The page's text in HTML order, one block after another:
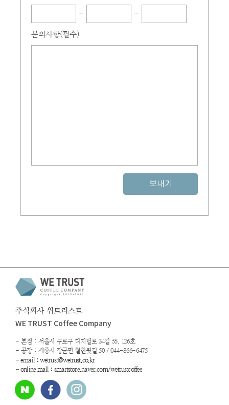
- -
문의사항(필수)
보내기
주식회사 위트러스트
WE TRUST Coffee Company
- 본점 : 서울시 구로구 디지털로 34길 55, 126호
- 공장 : 세종시 장군면 월현윗길 50 / 044-866-6475
-email : wetrust@wetrust.co.kr
-online mall : smartstore.naver.com/wetrustcoffee